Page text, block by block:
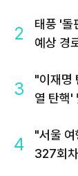
2
태풍 '돌
예상 경
3
"이재명
열 탄핵'
4
"서울
327회